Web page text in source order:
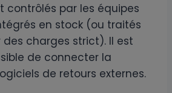
contrôlés par les équipes
en stock (ou traités
charges strict). Il est
de connecter la
de retours externes.